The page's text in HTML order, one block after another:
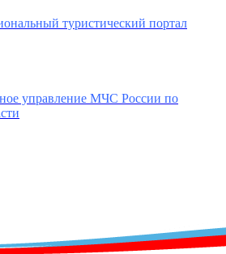
туристический портал
управление МЧС России по